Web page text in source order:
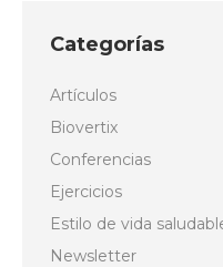
Categorías
Artículos
Biovertix
Conferencias
Ejercicios
Estilo de vida
Newsletter